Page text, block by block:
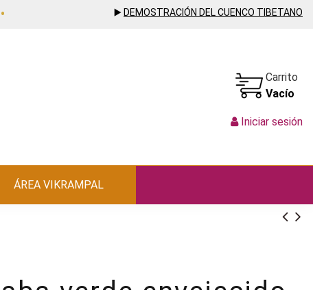
• ▶️ DEMOSTRACIÓN DEL CUENCO TIBETANO
Carrito
Vacío
Iniciar sesión
ÁREA VIKRAMPAL